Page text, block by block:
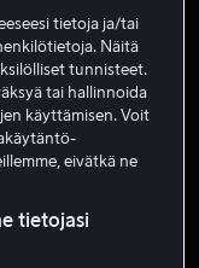
tietoja ja/tai
Näitä
tunnisteet.
tai hallinnoida
käyttämisen. Voit
eivätkä ne
tietojasi